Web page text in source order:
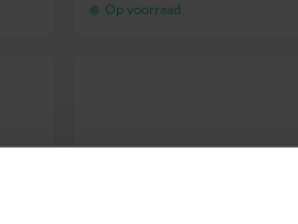
Op voorraad